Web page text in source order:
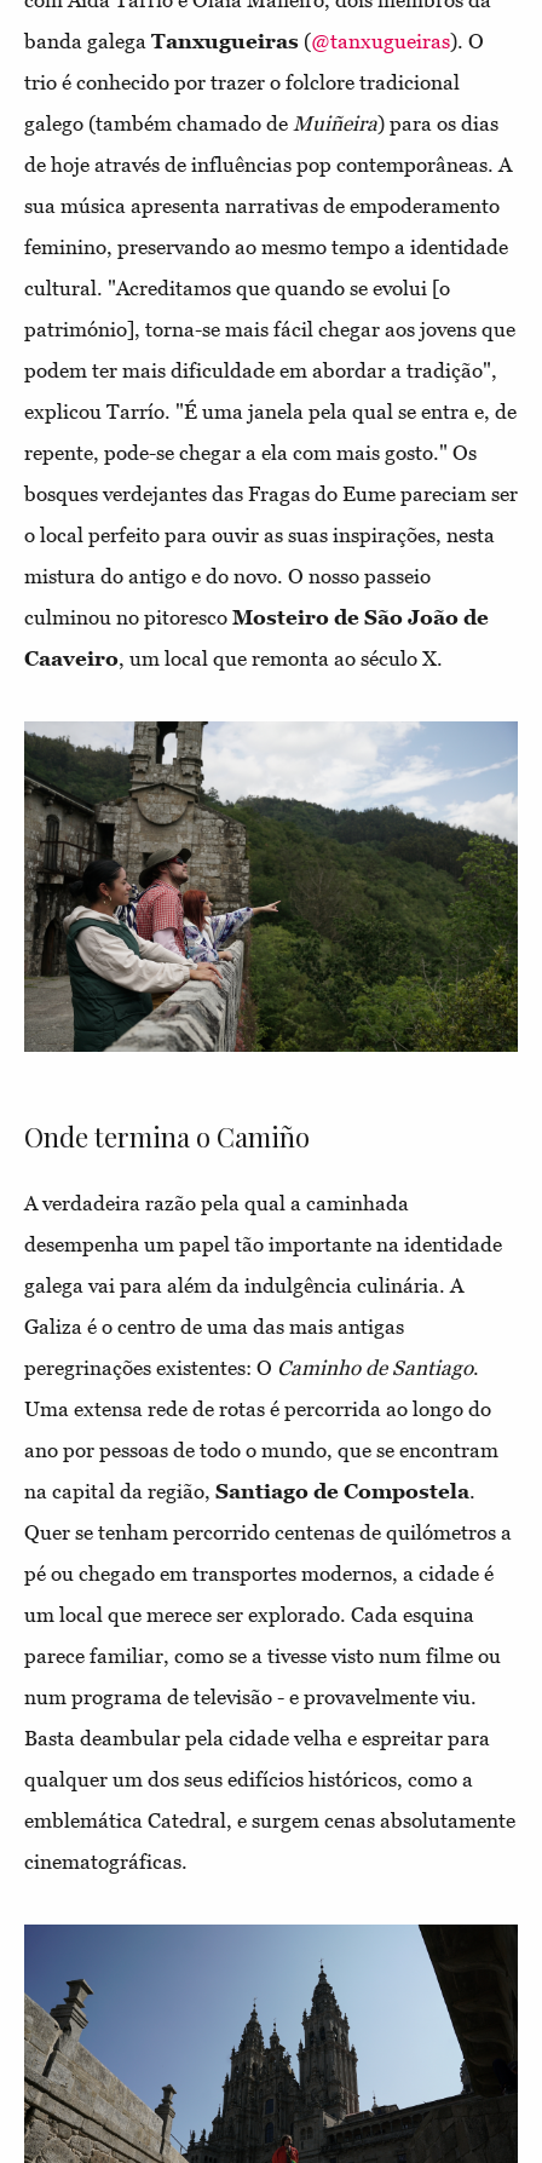
banda galega Tanxugueiras (@tanxugueiras). O
trio é conhecido por trazer o folclore tradicional
galego (também chamado de Muiñeira) para os dias
de hoje através de influências pop contemporâneas. A
sua música apresenta narrativas de empoderamento
feminino, preservando ao mesmo tempo a identidade
cultural. "Acreditamos que quando se evolui [o
património], torna-se mais fácil chegar aos jovens que
podem ter mais dificuldade em abordar a tradição",
explicou Tarrío. "É uma janela pela qual se entra e, de
repente, pode-se chegar a ela com mais gosto." Os
bosques verdejantes das Fragas do Eume pareciam ser
o local perfeito para ouvir as suas inspirações, nesta
mistura do antigo e do novo. O nosso passeio
culminou no pitoresco Mosteiro de São João de
Caaveiro, um local que remonta ao século X.
Onde termina o Camiño
A verdadeira razão pela qual a caminhada
desempenha um papel tão importante na identidade
galega vai para além da indulgência culinária. A
Galiza é o centro de uma das mais antigas
peregrinações existentes: O Caminho de Santiago.
Uma extensa rede de rotas é percorrida ao longo do
ano por pessoas de todo o mundo, que se encontram
na capital da região, Santiago de Compostela.
Quer se tenham percorrido centenas de quilómetros a
pé ou chegado em transportes modernos, a cidade é
um local que merece ser explorado. Cada esquina
parece familiar, como se a tivesse visto num filme ou
num programa de televisão - e provavelmente viu.
Basta deambular pela cidade velha e espreitar para
qualquer um dos seus edifícios históricos, como a
emblemática Catedral, e surgem cenas absolutamente
cinematográficas.